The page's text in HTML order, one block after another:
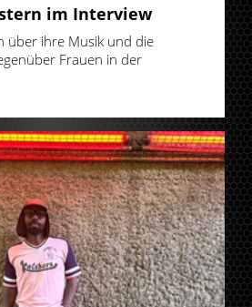
im Interview
über ihre Musik und die
Frauen in der